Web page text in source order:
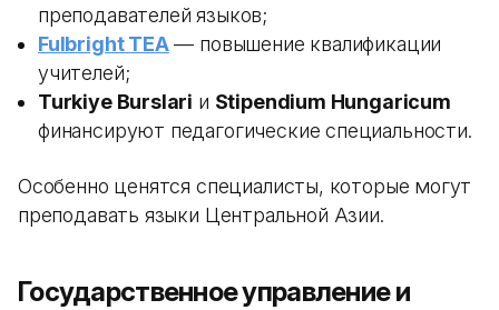
преподавателей языков;
Fulbright TEA— повышение квалификации
учителей;
Turkiye Burslari и Stipendium Hungaricum
финансируют педагогические специальности.
Особенно ценятся специалисты, которые могут
преподавать языки Центральной Азии.
Государственное управление и